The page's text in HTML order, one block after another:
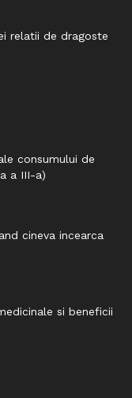
relatii de dragoste
consumului de
a III-a)
cineva incearca
si beneficii